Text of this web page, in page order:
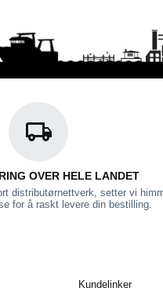
OVER HELE LANDET
distributørnettverk, setter vi
for å raskt levere din bestilling.
Kundelinker